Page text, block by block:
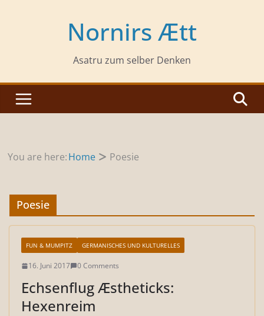
Nornirs Ætt
Asatru zum selber Denken
You are here:Home Poesie
Poesie
FUN & MUMPITZ GERMANISCHES UND KULTURELLES
16. Juni 2017 0 Comments
Echsenflug Æstheticks:
Hexenreim